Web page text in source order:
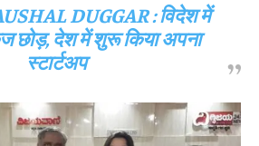
DUGGAR : विदेश में
छोड़, देश में शुरू किया अपना
स्टार्टअप